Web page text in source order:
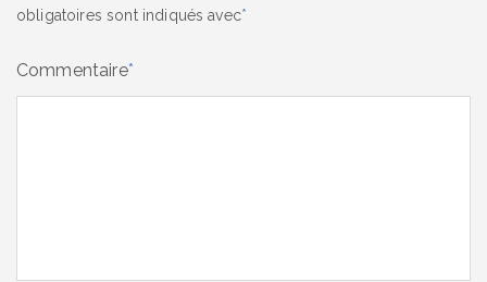
obligatoires sont indiqués avec*
Commentaire*